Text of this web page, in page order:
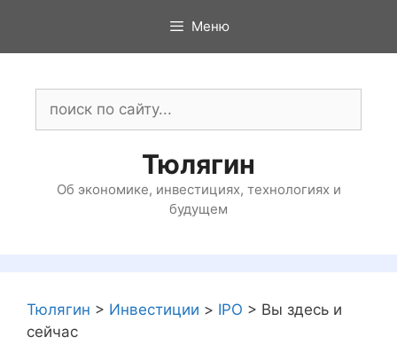
содержимому
Меню
Тюлягин
Об экономике, инвестициях, технологиях и
будущем
Тюлягин > Инвестиции > IPO > Вы здесь и
сейчас